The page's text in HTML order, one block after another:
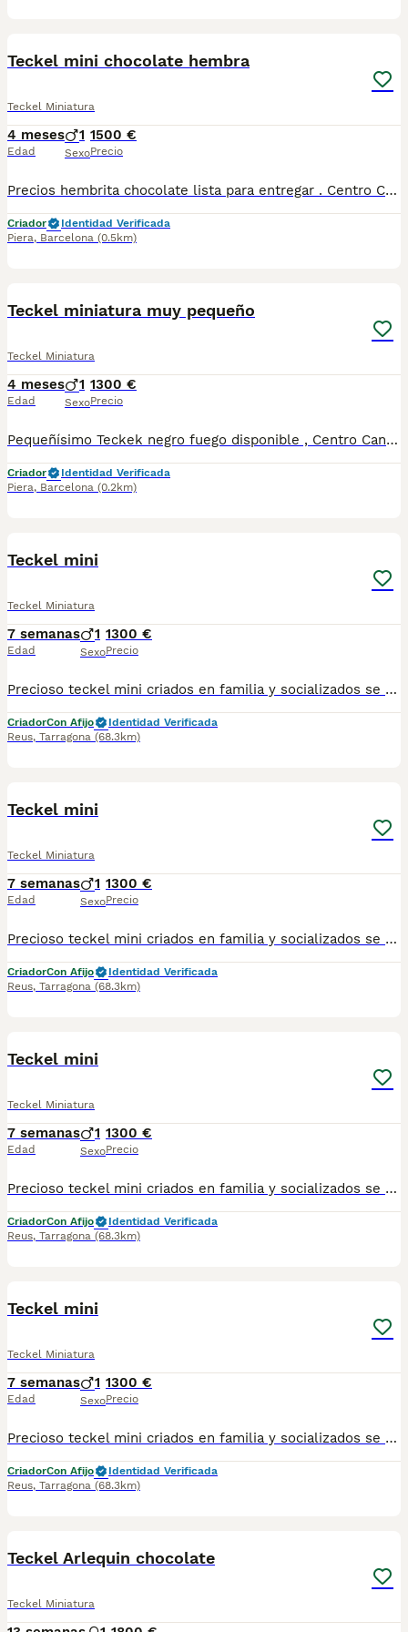
Teckel mini chocolate hembra
Teckel Miniatura
4 meses
Edad
1
Sexo
1500 €
Precio
Precios hembrita chocolate lista para entregar . Centro Canino Vallbonica es mucho más que un centro de cría , es una familia comprometida con el bienestar animal y la cria responsable, por ello todos nuestros bebés nacen y se crían en nuestras instalaciones , asegurando así un correcto desarrollo y una magnífica socialización, consiguiendo en cada ejemplar un carácter juguetón y extrovertido algo primordial para su adaptación como un miembro más en tu familia . Se entregan con el carnet de vacunas con el plan correspondiente a su edad , desparasitados y microchip implantado y activado en registro de Anicom. Facilitamos junto al cachorro contrato de compra con garantías víricas de 15 días y congénitas de 1 año . Contamos con un gran equipo de profesionales entre los que se encuentran educadores, auxiliares y Veterinarios ofreciendo los controles sanitarios necesarios así como continua vigilancia asegurando su bienestar . Hacemos envíos a toda España con empresa de transporte privado, proporcionando un viaje confortable y ofreciendo las atenciones necesarias a nuestros bebés . Si estás interesado en alguno de nuestros ejemplares solicita información sin compromiso al 722269698 . También atendemos vía WhatsApp . PRECIO REAL ( incluye el IVA) . Núcleo zoológico B2501315
Criador
Identidad Verificada
Piera, Barcelona (0.5km)
Teckel miniatura muy pequeño
Teckel Miniatura
4 meses
Edad
1
Sexo
1300 €
Precio
Pequeñísimo Teckek negro fuego disponible , Centro Canino Vallbonica es mucho más que un centro de cría , es una familia comprometida con el bienestar animal y la cria responsable, por ello todos nuestros bebés nacen y se crían en nuestras instalaciones , asegurando así un correcto desarrollo y una magnífica socialización, consiguiendo en cada ejemplar un carácter juguetón y extrovertido algo primordial para su adaptación como un miembro más en tu familia . Se entregan con el carnet de vacunas con el plan correspondiente a su edad , desparasitados y microchip implantado y activado en registro de Anicom. Facilitamos junto al cachorro contrato de compra con garantías víricas de 15 días y congénitas de 1 año . Contamos con un gran equipo de profesionales entre los que se encuentran educadores, auxiliares y Veterinarios ofreciendo los controles sanitarios necesarios así como continua vigilancia asegurando su bienestar . Hacemos envíos a toda España con empresa de transporte privado, proporcionando un viaje confortable y ofreciendo las atenciones necesarias a nuestros bebés . Si estás interesado en alguno de nuestros ejemplares solicita información sin compromiso al 722269698 . También atendemos vía WhatsApp . PRECIO REAL ( incluye el IVA) . Núcleo zoológico B2501315
Criador
Identidad Verificada
Piera, Barcelona (0.2km)
Teckel mini
Teckel Miniatura
7 semanas
Edad
1
Sexo
1300 €
Precio
Precioso teckel mini criados en familia y socializados se entregan con sus vacunas correspondientes a su edad desparasitados y su cartilla y micro chip número de teléfono 686003133
CriadorCon Afijo
Identidad Verificada
Reus, Tarragona (68.3km)
Teckel mini
Teckel Miniatura
7 semanas
Edad
1
Sexo
1300 €
Precio
Precioso teckel mini criados en familia y socializados se entregan con sus vacunas correspondientes a su edad desparasitados y su cartilla y micro chip número de teléfono 686003133
CriadorCon Afijo
Identidad Verificada
Reus, Tarragona (68.3km)
Teckel mini
Teckel Miniatura
7 semanas
Edad
1
Sexo
1300 €
Precio
Precioso teckel mini criados en familia y socializados se entregan con sus vacunas correspondientes a su edad desparasitados y su cartilla y micro chip número de teléfono 686003133
CriadorCon Afijo
Identidad Verificada
Reus, Tarragona (68.3km)
Teckel mini
Teckel Miniatura
7 semanas
Edad
1
Sexo
1300 €
Precio
Precioso teckel mini criados en familia y socializados se entregan con sus vacunas correspondientes a su edad desparasitados y su cartilla y micro chip número de teléfono 686003133
CriadorCon Afijo
Identidad Verificada
Reus, Tarragona (68.3km)
Teckel Arlequin chocolate
Teckel Miniatura